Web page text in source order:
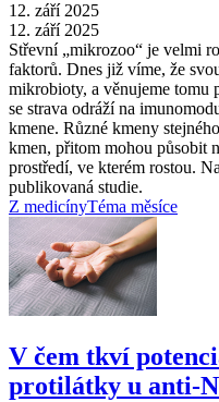
12. září 2025
12. září 2025
Střevní „mikrozoo“ je velmi
faktorů. Dnes již víme, že
mikrobioty, a věnujeme tomu
se strava odráží na
kmene. Různé kmeny
kmen, přitom mohou působit
prostředí, ve kterém rostou.
publikovaná studie.
Z medicínyTéma měsíce
V čem tkví
protilátky u anti-